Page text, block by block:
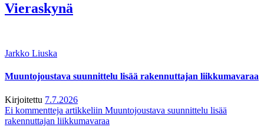
Vieraskynä
Jarkko Liuska
Muuntojoustava suunnittelu lisää rakennuttajan liikkumavaraa
Kirjoitettu 7.7.2026
Ei kommentteja artikkeliin Muuntojoustava suunnittelu lisää
rakennuttajan liikkumavaraa